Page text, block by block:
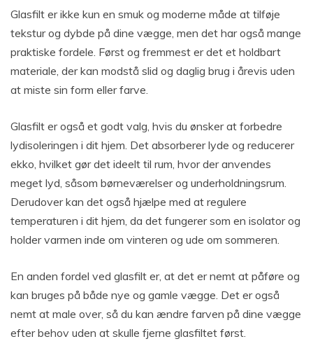
Glasfilt er ikke kun en smuk og moderne måde at tilføje
tekstur og dybde på dine vægge, men det har også mange
praktiske fordele. Først og fremmest er det et holdbart
materiale, der kan modstå slid og daglig brug i årevis uden
at miste sin form eller farve.
Glasfilt er også et godt valg, hvis du ønsker at forbedre
lydisoleringen i dit hjem. Det absorberer lyde og reducerer
ekko, hvilket gør det ideelt til rum, hvor der anvendes
meget lyd, såsom børneværelser og underholdningsrum.
Derudover kan det også hjælpe med at regulere
temperaturen i dit hjem, da det fungerer som en isolator og
holder varmen inde om vinteren og ude om sommeren.
En anden fordel ved glasfilt er, at det er nemt at påføre og
kan bruges på både nye og gamle vægge. Det er også
nemt at male over, så du kan ændre farven på dine vægge
efter behov uden at skulle fjerne glasfiltet først.